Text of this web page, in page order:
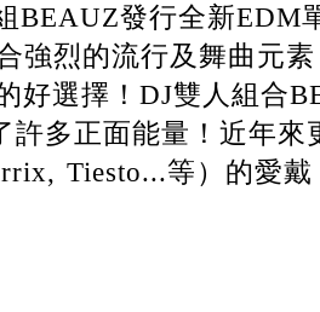
BEAUZ發行全新EDM
強烈的流行及舞曲元
好選擇！DJ雙人組合
許多正面能量！近年來
Tiesto...等）的愛